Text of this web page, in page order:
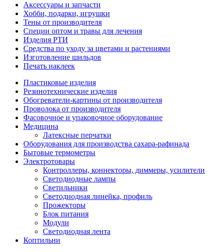
Аксессуары и запчасти
Хобби, подарки, игрушки
Тены от производителя
Специи оптом и травы для лечения
Изделия РТИ
Средства по уходу за цветами и растениями
Изготовление шильдов
Печать наклеек
Пластиковые изделия
Резинотехнические изделия
Обогреватели-картины от производителя
Проволока от производителя
Фасовочное и упаковочное оборудование
Медицина
Латексные перчатки
Оборудования для производства сахара-рафинада
Бытовые термометры
Электротовары
Контроллеры, коннекторы, диммеры, усилители
Светодиодные лампы
Светильники
Светодиодная линейка, профиль
Прожекторы
Блок питания
Модули
Светодиодная лента
Коптильни